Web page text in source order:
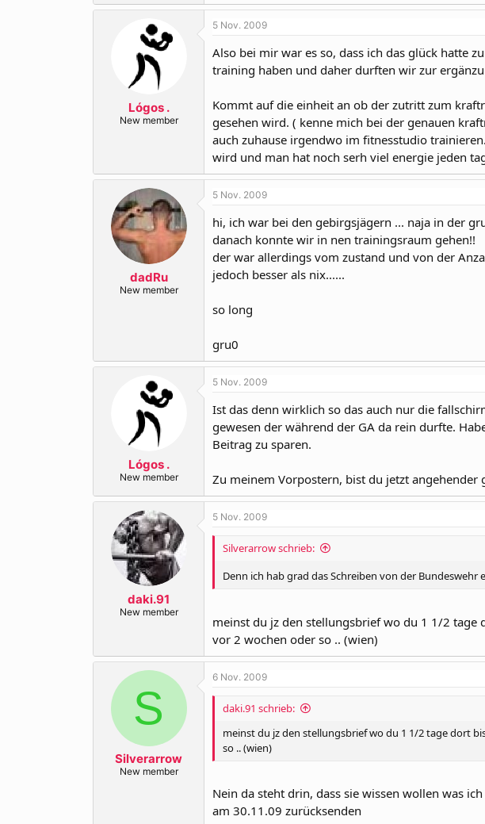
Lógos .
New member
5 Nov. 2009
Also bei mir war es so, dass ich das glück hatte
training haben und daher durften wir zur
Kommt auf die einheit an ob der zutritt zum
gesehen wird. ( kenne mich bei der genauen
auch zuhause irgendwo im fitnesstudio
wird und man hat noch serh viel energie jeden
dadRu
New member
5 Nov. 2009
hi, ich war bei den gebirgsjägern ... naja in der
danach konnte wir in nen trainingsraum gehen!!
der war allerdings vom zustand und von der
jedoch besser als nix......
so long
gru0
Lógos .
New member
5 Nov. 2009
Ist das denn wirklich so das auch nur die
gewesen der während der GA da rein durfte.
Beitrag zu sparen.
Zu meinem Vorpostern, bist du jetzt angehender
daki.91
New member
5 Nov. 2009
Silverarrow schrieb:
Denn ich hab grad das Schreiben von der
meinst du jz den stellungsbrief wo du 1 1/2 tage
vor 2 wochen oder so .. (wien)
S
Silverarrow
New member
6 Nov. 2009
daki.91 schrieb:
meinst du jz den stellungsbrief wo du 1 1/2 tage dort
so .. (wien)
Nein da steht drin, dass sie wissen wollen was
am 30.11.09 zurücksenden